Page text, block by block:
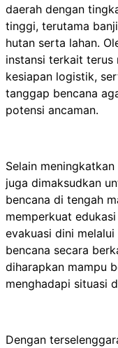
daerah dengan
tinggi, terutama
hutan serta lahan.
instansi terkait terus
kesiapan logistik,
tanggap bencana
potensi ancaman.
Selain
juga dimaksudkan
bencana di tengah
memperkuat
evakuasi dini
bencana secara
diharapkan mampu
menghadapi situasi
Dengan